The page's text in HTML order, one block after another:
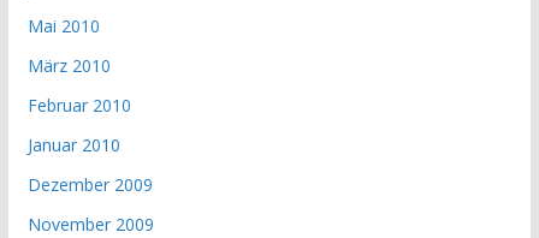
Mai 2010
März 2010
Februar 2010
Januar 2010
Dezember 2009
November 2009